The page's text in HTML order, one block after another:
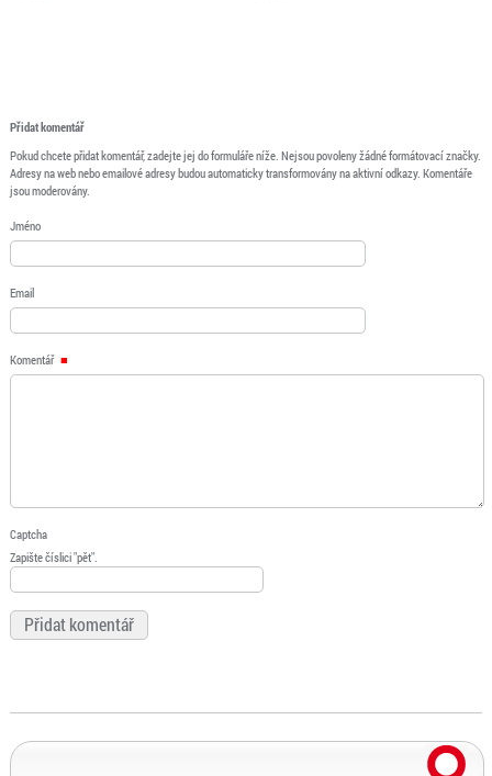
Přidat komentář
Pokud chcete přidat komentář, zadejte jej do formuláře níže. Nejsou povoleny žádné formátovací značky.
Adresy na web nebo emailové adresy budou automaticky transformovány na aktivní odkazy. Komentáře
jsou moderovány.
Jméno
Email
Komentář
Captcha
Zapište číslici "pět".